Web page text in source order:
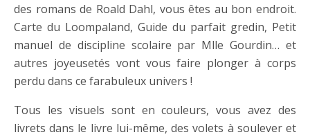
des romans de Roald Dahl, vous êtes au bon endroit.
Carte du Loompaland, Guide du parfait gredin, Petit
manuel de discipline scolaire par Mlle Gourdin… et
autres joyeusetés vont vous faire plonger à corps
perdu dans ce farabuleux univers !
Tous les visuels sont en couleurs, vous avez des
livrets dans le livre lui-même, des volets à soulever et